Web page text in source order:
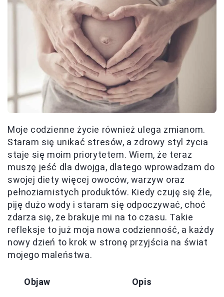
Moje codzienne życie również ulega zmianom.
Staram się unikać stresów, a zdrowy styl życia
staje się moim priorytetem. Wiem, że teraz
muszę jeść dla dwojga, dlatego wprowadzam do
swojej diety więcej owoców, warzyw oraz
pełnoziarnistych produktów. Kiedy czuję się źle,
piję dużo wody i staram się odpoczywać, choć
zdarza się, że brakuje mi na to czasu. Takie
refleksje to już moja nowa codzienność, a każdy
nowy dzień to krok w stronę przyjścia na świat
mojego maleństwa.
Objaw Opis